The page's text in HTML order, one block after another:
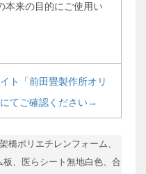
本来の目的にご使用い
ト「前田畳製作所オリ
てご確認ください→
橋ポリエチレンフォーム、
、医らシート無地白色、合